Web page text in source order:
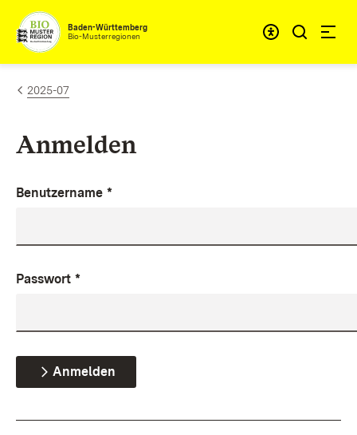
Zum Inhalt springen
Baden-Württemberg
Bio-Musterregionen
2025-07
Anmelden
Benutzername *
Passwort *
Anmelden